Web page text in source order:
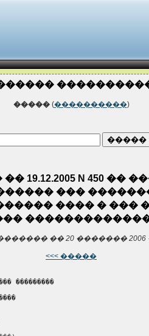
����� (����������)
N 450
���
���� � ���
�� 20 �������
<<< �����